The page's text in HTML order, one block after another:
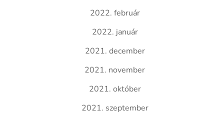
2022. február
2022. január
2021. december
2021. november
2021. október
2021. szeptember